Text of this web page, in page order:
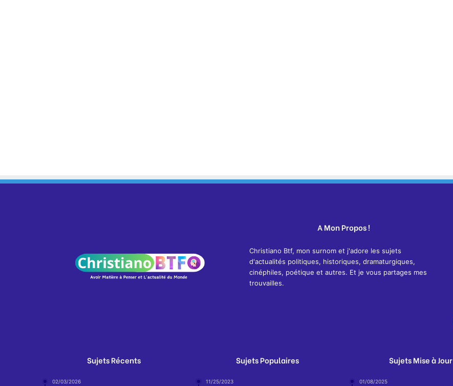
A Mon Propos !
Christiano Btf, mon surnom et j'adore les sujets
d'actualités politiques, historiques, dramaturgiques,
cinéphiles, poétique et autres. Et je vous partages mes
trouvailles.
Sujets Récents
02/03/2026
Sujets Populaires
11/25/2023
Sujets Mise à Jour
01/08/2025